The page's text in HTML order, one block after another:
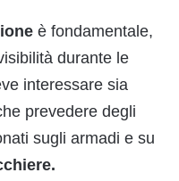
è fondamentale,
durante le
interessare sia
prevedere degli
sugli armadi e su